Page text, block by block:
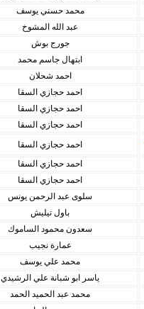
محمد حسني يوسف
عبد الله المشوخ
جورج بوش
ابتهال جاسم محمد
احمد شحلان
احمد حجازي السقا
احمد حجازي السقا
احمد حجازي السقا
احمد حجازي السقا
احمد حجازي السقا
احمد حجازي السقا
سلوى عبد الرحمن يونس
باول تيليش
سعدون محمود الساموك
عمارة نجيب
محمد علي يوسف
ياسر ابو شبانة علي الرشيدي
محمد عبد الحميد الحمد